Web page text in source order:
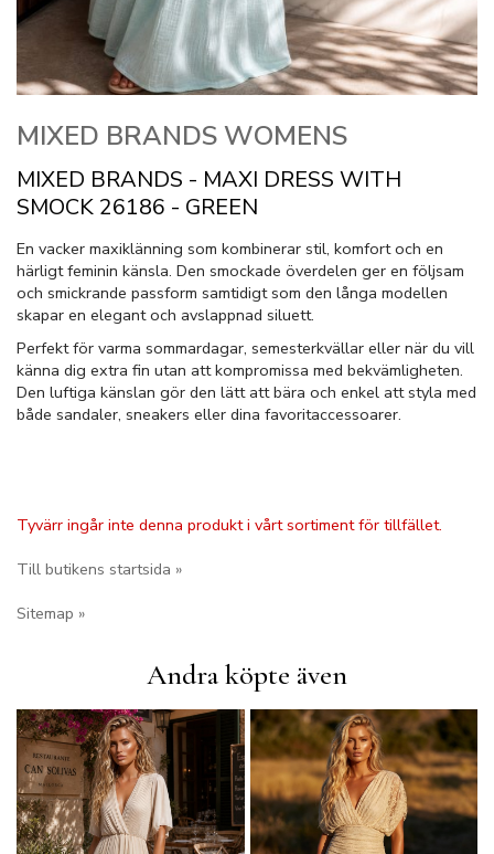
MIXED BRANDS WOMENS
MIXED BRANDS - MAXI DRESS WITH
SMOCK 26186 - GREEN
En vacker maxiklänning som kombinerar stil, komfort och en
härligt feminin känsla. Den smockade överdelen ger en följsam
och smickrande passform samtidigt som den långa modellen
skapar en elegant och avslappnad siluett.
Perfekt för varma sommardagar, semesterkvällar eller när du vill
känna dig extra fin utan att kompromissa med bekvämligheten.
Den luftiga känslan gör den lätt att bära och enkel att styla med
både sandaler, sneakers eller dina favoritaccessoarer.
Tyvärr ingår inte denna produkt i vårt sortiment för tillfället.
Till butikens startsida »
Sitemap »
Andra köpte även